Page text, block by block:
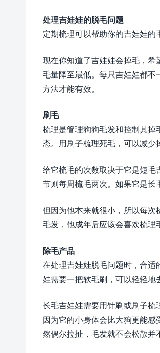
处理吉娃娃的脱毛问题
定期梳理可以帮助你的吉娃娃的
现在你知道了吉娃娃会掉毛，
毛量降至最低。每只吉娃娃都
方法才能有效。
刷毛
梳理是管理狗狗毛发和控制其
态。用刷子梳理死毛，可以减少
给它梳毛的次数取决于它是短
节则每周梳毛两次。如果它是长
但因为他本来就很小，所以每
毛发，他成年后应该会喜欢梳理
除毛产品
在处理吉娃娃脱毛问题时，合
娃需要一把软毛刷，可以轻轻地
长毛吉娃娃需要用针刷或刷子梳
因为它的小身体会比大狗更能
然偶尔拉扯，毛发就不会松散并